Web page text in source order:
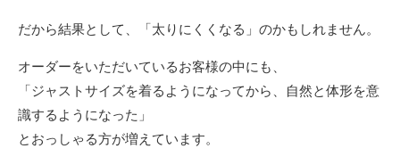
だから結果として、「太りにくくなる」のかもしれません。
オーダーをいただいているお客様の中にも、
「ジャストサイズを着るようになってから、自然と体形を意
識するようになった」
とおっしゃる方が増えています。